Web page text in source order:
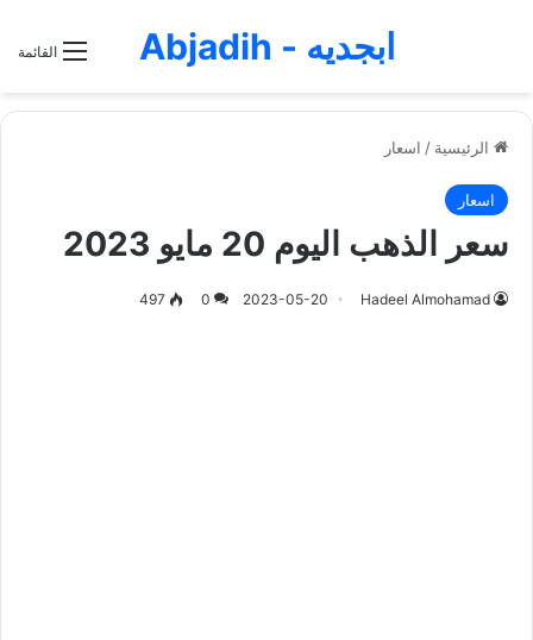
القائمة ابجديه - Abjadih
الرئيسية / اسعار
اسعار
سعر الذهب اليوم 20 مايو 2023
Hadeel Almohamad
2023-05-20
0
497